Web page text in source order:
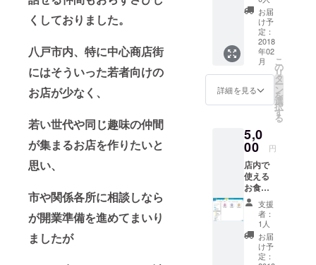
くしておりました。
八戸市内、特に中心商店街
にはそういった若者向けの
お店が少なく、
若い世代や同じ趣味の仲間
が集まるお店を作りたいと
思い、
市や関係各所に相談しなら
が開業準備を進めてまいり
ましたが
バッチ
C（れも
んちゃ
ん）600
円相当
お届
け予
定：
2018
年02
月
詳細を見る
こ
の
リ
タ
ー
ン
を
選
択
す
る
5,0
00 円
店内で
使える
お食事
券3500
円分+限
定缶
バッチ
３個
セット
支援
者：
1人
お届
け予
定：